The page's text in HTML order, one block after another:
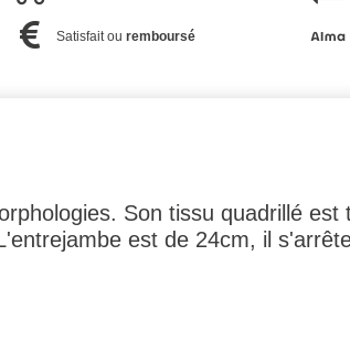
Satisfait ouremboursé
Son tissu quadrillé est
est de 24cm, il